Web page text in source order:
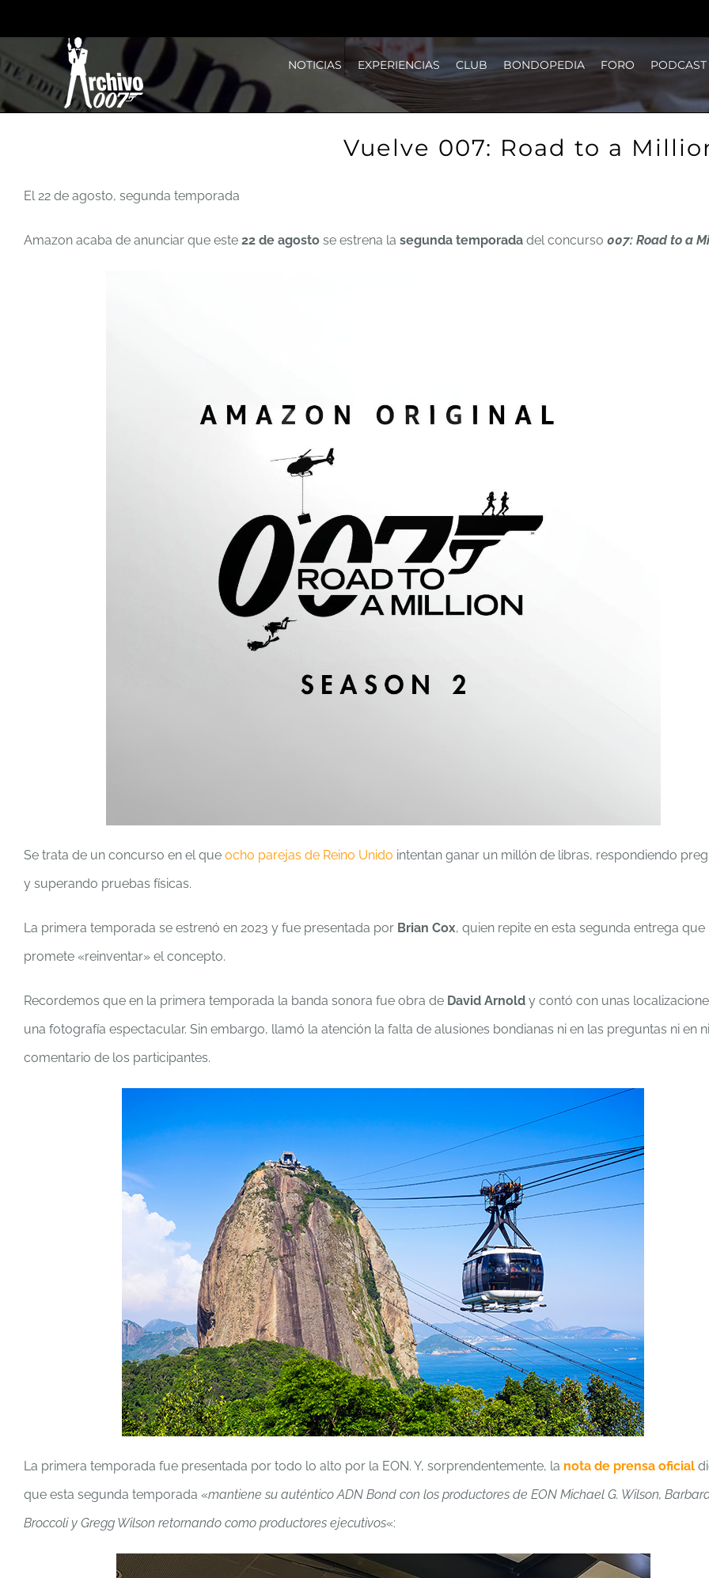
al
contenido
NOTICIAS EXPERIENCIAS CLUB BONDOPEDIA FORO PODCAST
Vuelve 007: Road to a
El 22 de agosto, segunda temporada
Amazon acaba de anunciar que este 22 de agosto se estrena la segunda temporada del concurso 007: Road to a
Se trata de un concurso en el que ocho parejas de Reino Unido intentan ganar un millón de libras, respondiendo
y superando pruebas físicas.
La primera temporada se estrenó en 2023 y fue presentada por Brian Cox, quien repite en esta segunda entrega que
promete «reinventar» el concepto.
Recordemos que en la primera temporada la banda sonora fue obra de David Arnold y contó con unas
una fotografía espectacular. Sin embargo, llamó la atención la falta de alusiones bondianas ni en las preguntas ni en
comentario de los participantes.
La primera temporada fue presentada por todo lo alto por la EON. Y, sorprendentemente, la nota de prensa oficial
que esta segunda temporada «mantiene su auténtico ADN Bond con los productores de EON Michael G. Wilson,
Broccoli y Gregg Wilson retornando como productores ejecutivos«: